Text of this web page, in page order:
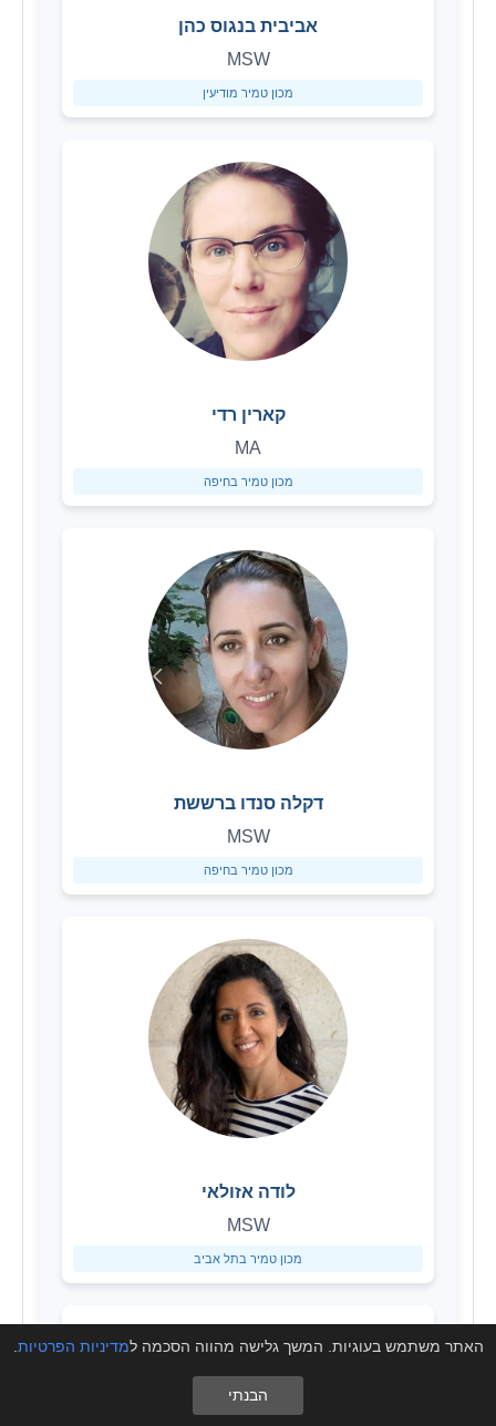
אביבית בנגוס כהן
MSW
מכון טמיר מודיעין
קארין רדי
MA
מכון טמיר בחיפה
דקלה סנדו ברששת
MSW
מכון טמיר בחיפה
לודה אזולאי
MSW
מכון טמיר בתל אביב
האתר משתמש בעוגיות. המשך גלישה מהווה הסכמה למדיניות הפרטיות
הבנתי